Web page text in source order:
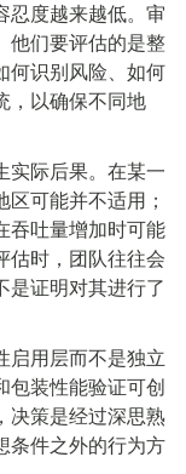
忍度越来越低。审
他们要评估的是整
何识别风险、如何
，以确保不同地
实际后果。在某一
可能并不适用；
吞吐量增加时可能
估时，团队往往会
是证明对其进行了
启用层而不是独立
包装性能验证可创
决策是经过深思熟
条件之外的行为方